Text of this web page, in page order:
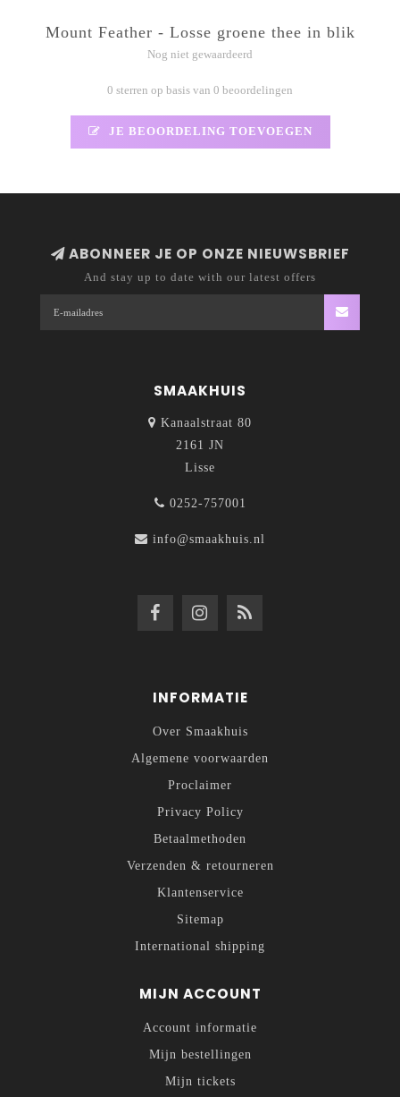
Mount Feather - Losse groene thee in blik
Nog niet gewaardeerd
0 sterren op basis van 0 beoordelingen
JE BEOORDELING TOEVOEGEN
ABONNEER JE OP ONZE NIEUWSBRIEF
And stay up to date with our latest offers
SMAAKHUIS
Kanaalstraat 80
2161 JN
Lisse
0252-757001
info@smaakhuis.nl
INFORMATIE
Over Smaakhuis
Algemene voorwaarden
Proclaimer
Privacy Policy
Betaalmethoden
Verzenden & retourneren
Klantenservice
Sitemap
International shipping
MIJN ACCOUNT
Account informatie
Mijn bestellingen
Mijn tickets